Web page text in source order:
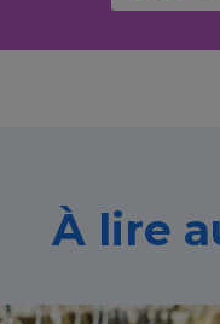
À lire